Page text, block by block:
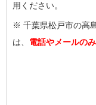
用ください。
※ 千葉県松戸市の高
は、 電話やメールの